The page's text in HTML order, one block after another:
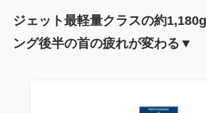
ジェット最軽量クラスの約
ング後半の首の疲れが変わる▼